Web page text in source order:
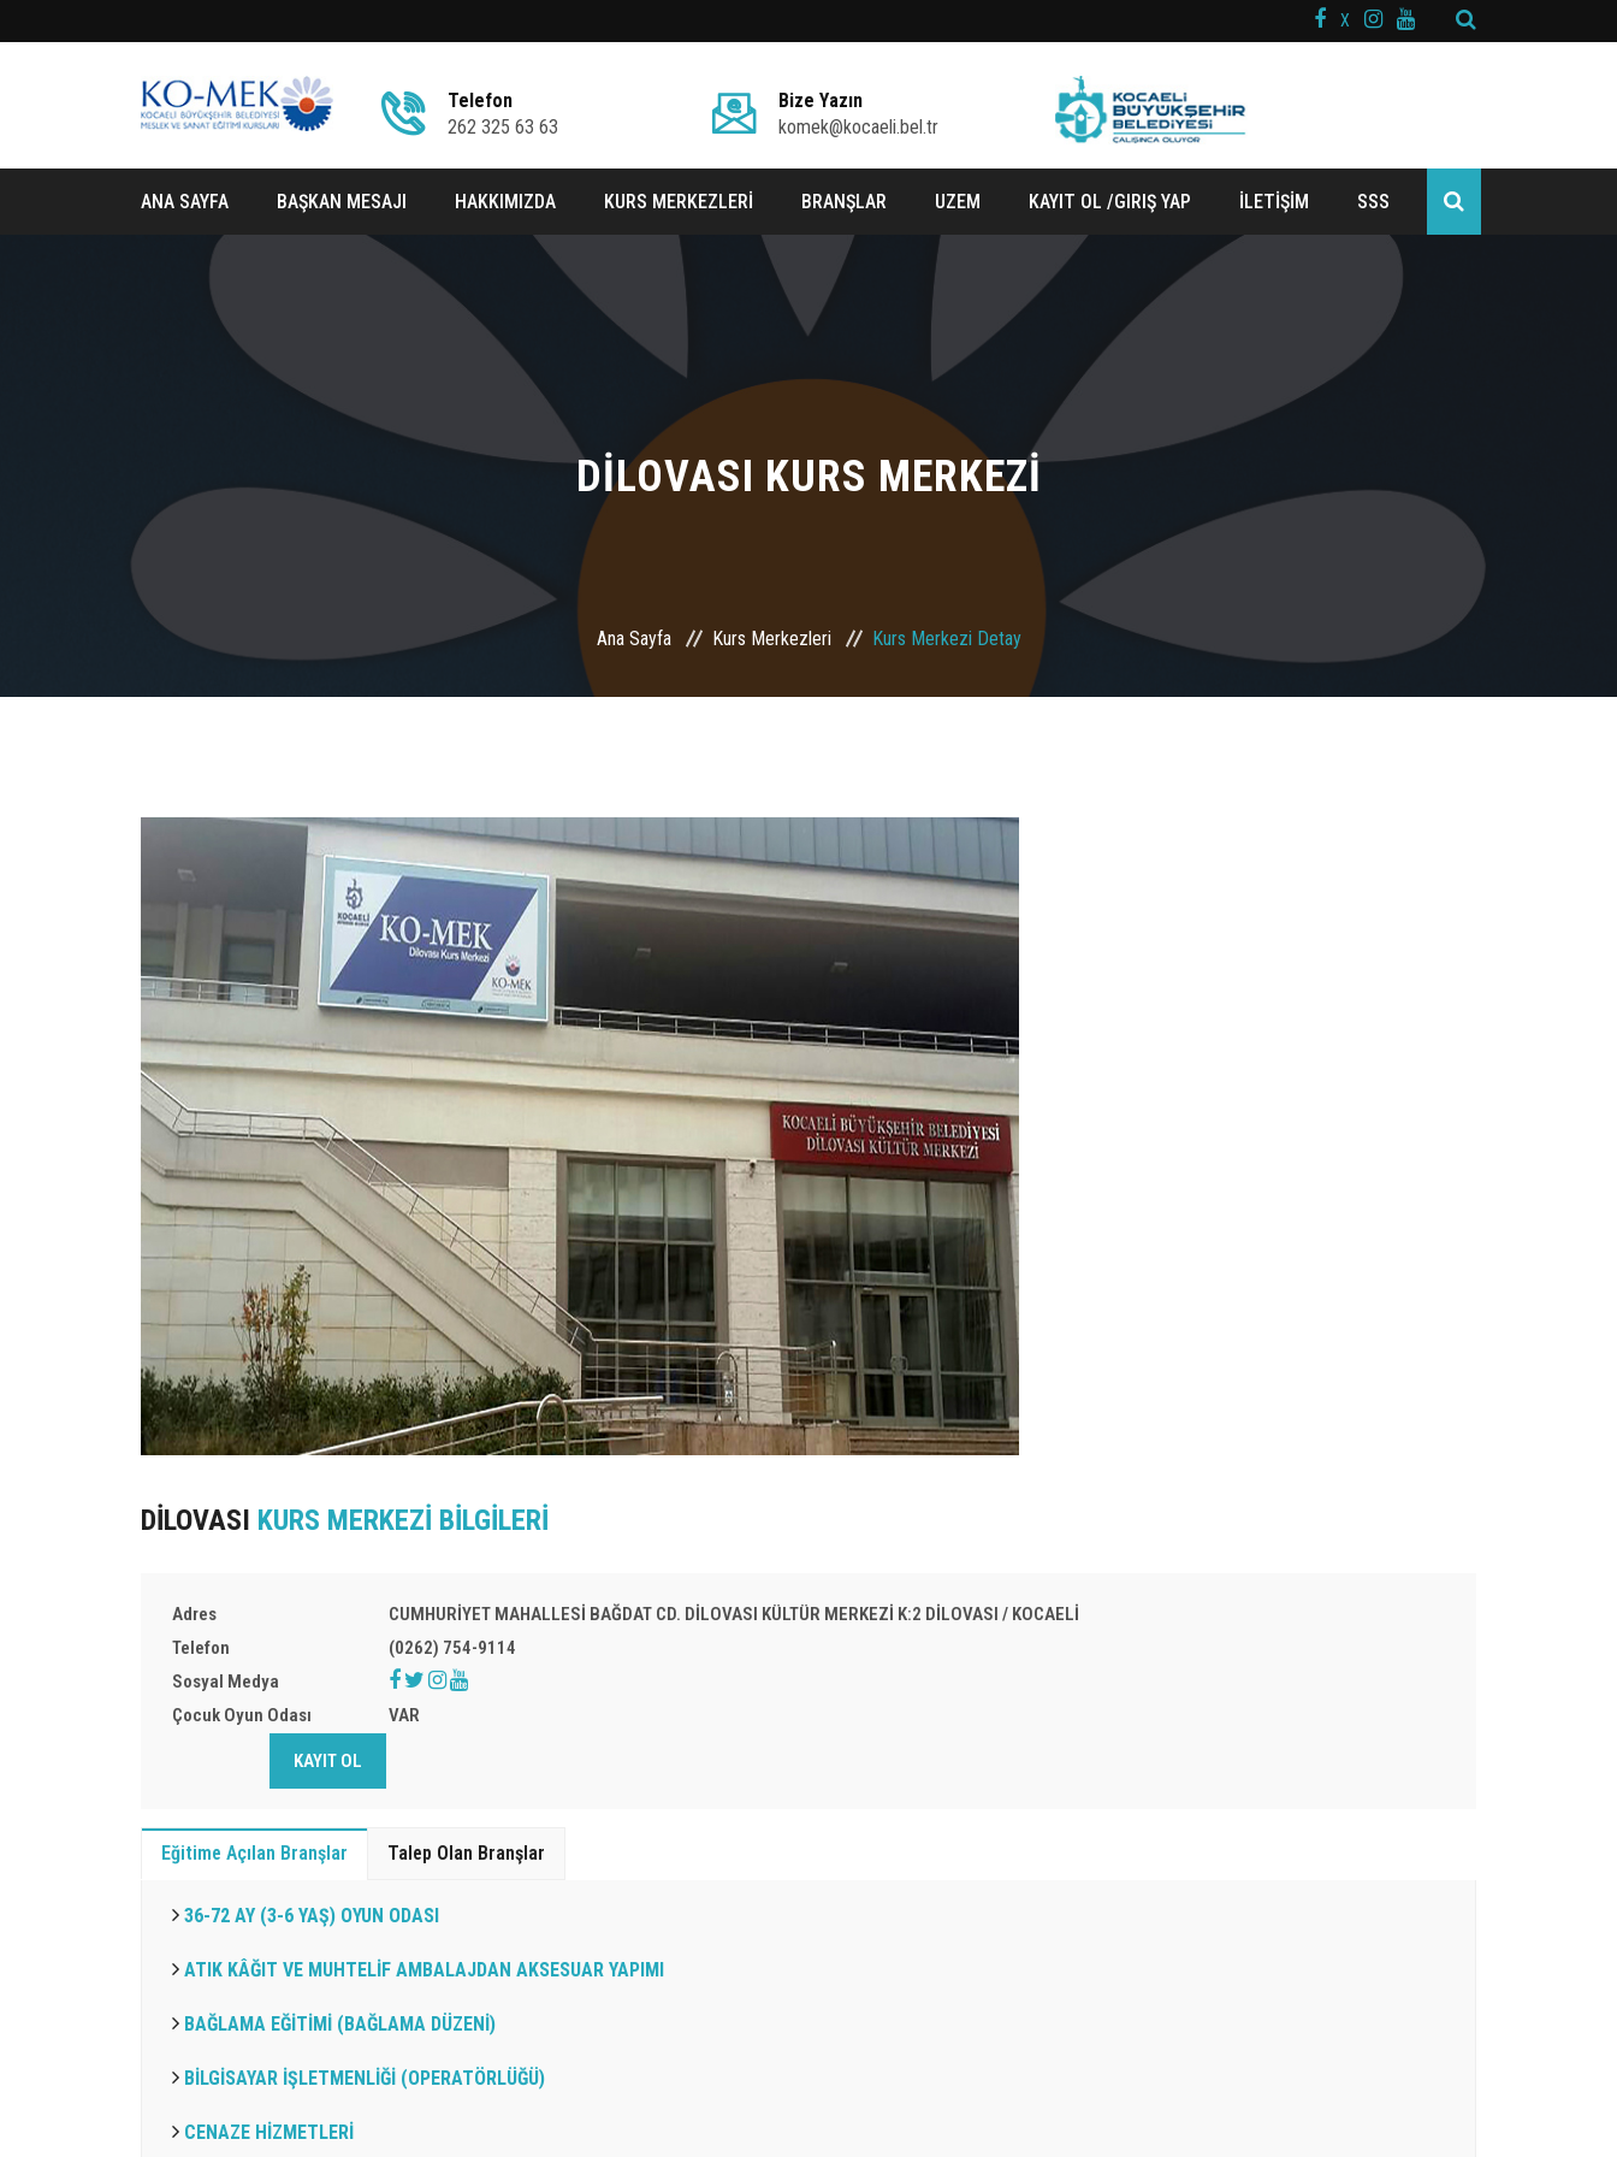
X
Telefon
262 325 63 63
Bize Yazın
komek@kocaeli.bel.tr
ANA SAYFA BAŞKAN MESAJI HAKKIMIZDA KURS MERKEZLERİ BRANŞLAR UZEM KAYIT OL /GIRIŞ YAP İLETİŞİM SSS
DİLOVASI KURS MERKEZİ
Ana Sayfa Kurs Merkezleri Kurs Merkezi Detay
DİLOVASI KURS MERKEZİ BİLGİLERİ
Adres
CUMHURİYET MAHALLESİ BAĞDAT CD. DİLOVASI KÜLTÜR MERKEZİ K:2 DİLOVASI / KOCAELİ
Telefon
(0262) 754-9114
Sosyal Medya
Çocuk Oyun Odası
VAR
KAYIT OL
Eğitime Açılan Branşlar Talep Olan Branşlar
36-72 AY (3-6 YAŞ) OYUN ODASI
ATIK KÂĞIT VE MUHTELİF AMBALAJDAN AKSESUAR YAPIMI
BAĞLAMA EĞİTİMİ (BAĞLAMA DÜZENİ)
BİLGİSAYAR İŞLETMENLİĞİ (OPERATÖRLÜĞÜ)
CENAZE HİZMETLERİ